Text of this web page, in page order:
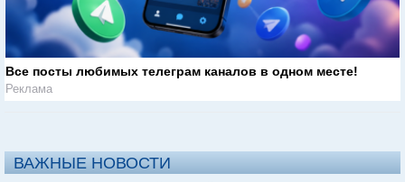
Все посты любимых телеграм каналов в одном месте!
Реклама
ВАЖНЫЕ НОВОСТИ